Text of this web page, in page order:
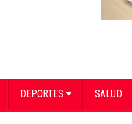
DEPORTES SALUD